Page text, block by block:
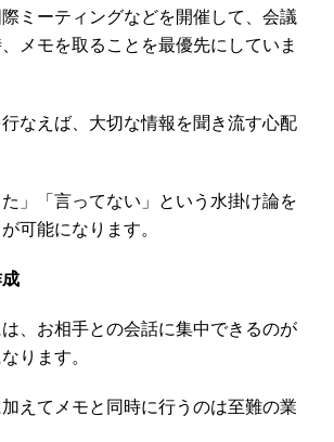
ミーティングなどを開催して、会議
メモを取ることを最優先にしていま
なえば、大切な情報を聞き流す心配
」「言ってない」という水掛け論を
可能になります。
、お相手との会話に集中できるのが
ります。
えてメモと同時に行うのは至難の業